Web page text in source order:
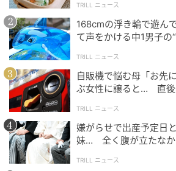
これ以上どうしろと。
現0在娘1歳で母いやいや期に怯えてます
やいやなら可愛くて笑っちゃいそうです
ここのスレ見た1歳の娘持ってるワイ、2
み
なんの要求されるんだろ
TRILL ニュース
168cmの浮き輪で遊
て声をかける中1男子の
TRILL ニュース
自販機で悩む母「お先
ぶ女性に譲ると… 直後
TRILL ニュース
嫌がらせで出産予定日
妹… 全く腹が立たなか
TRILL ニュース